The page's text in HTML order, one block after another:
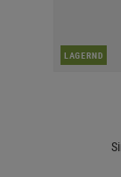
LAGERND